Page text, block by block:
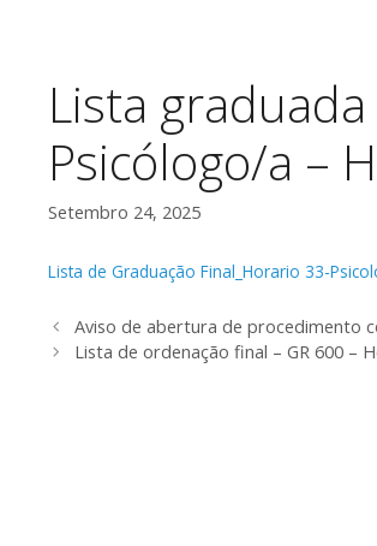
Lista
Psicólogo/a –
Setembro 24, 2025
Lista de Graduação Final_Horario 33-
Aviso de abertura de procedimento
Lista de ordenação final – GR 600 –